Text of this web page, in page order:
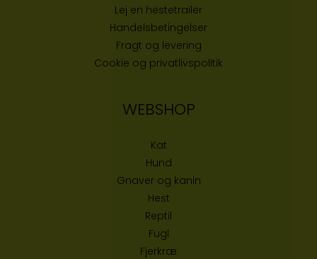
Lej en hestetrailer
Handelsbetingelser
Fragt og levering
Cookie og privatlivspolitik
WEBSHOP
Kat
Hund
Gnaver og kanin
Hest
Reptil
Fugl
Fjerkræ